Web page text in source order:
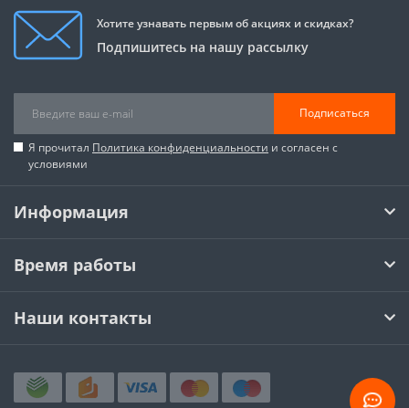
Хотите узнавать первым об акциях и скидках?
Подпишитесь на нашу рассылку
Подписаться
Я прочитал Политика конфиденциальности и согласен с
условиями
Информация
Время работы
Наши контакты